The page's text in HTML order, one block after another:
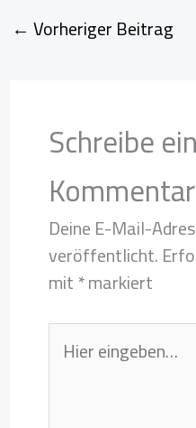
← Vorheriger Beitrag
Schreibe
Kommentar
Deine E-Mail-
veröffentlicht.
mit*markiert
Hier
eingeben…